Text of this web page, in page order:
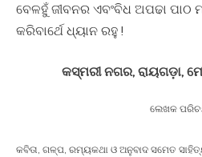
ବେଳହୁଁ ଜୀବନର ଏବଂବିଧ ଅପଢା
କରିବାର୍ଥେ ଧ୍ୟାନ ରହୁ !
କସ୍ମରୀ ନଗର, ରାୟଗଡ଼ା,
ଲେଖକ
କବିତା, ଗଳ୍ପ, ରମ୍ୟକଥା ଓ ଅନୁବାଦ ସମେତ